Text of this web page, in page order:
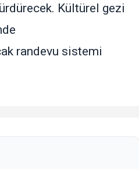
Kültürel gezi
randevu sistemi